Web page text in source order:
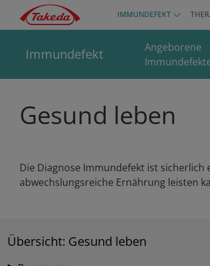
zum
Top
menu
IMMUNDEFEKT
Immundefekt
Angeborene
Gesund leben
Die Diagnose Immundefekt ist sicherlich
abwechslungsreiche Ernährung leisten
Übersicht: Gesund leben